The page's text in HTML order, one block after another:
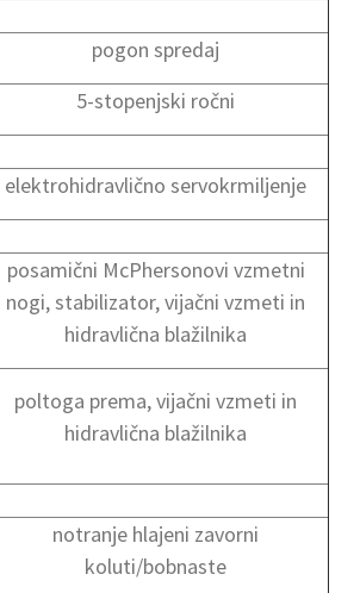
pogon spredaj
5-stopenjski ročni
elektrohidravlično servokrmiljenje
posamični McPhersonovi vzmetni
nogi, stabilizator, vijačni vzmeti in
hidravlična blažilnika
poltoga prema, vijačni vzmeti in
hidravlična blažilnika
notranje hlajeni zavorni
koluti/bobnaste